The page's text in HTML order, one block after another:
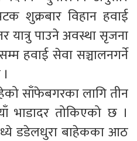
शुक्रबार विहान हवाई
यात्रु पाउने अवस्था सृजना
हवाई सेवा सञ्चालनगर्ने
साँफेबगरका लागि तीन
भाडादर तोकिएको छ ।
डडेलधुरा बाहेकका आठ